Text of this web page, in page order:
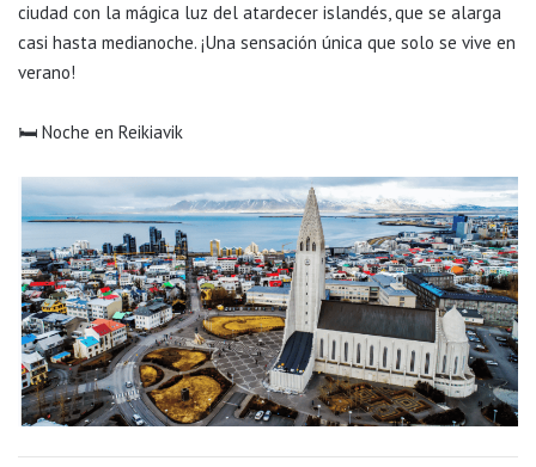
ciudad con la mágica luz del atardecer islandés, que se alarga
casi hasta medianoche. ¡Una sensación única que solo se vive en
verano!
🛏️ Noche en Reikiavik